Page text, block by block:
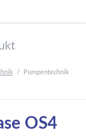
Pumpentechnik
OS4